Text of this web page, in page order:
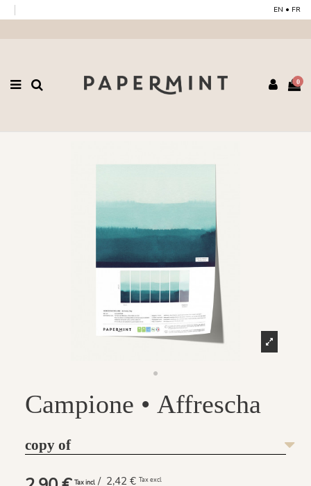
EN • FR
0
Campione • Affrescha
copy of
Tax incl / 2,42 € Tax excl